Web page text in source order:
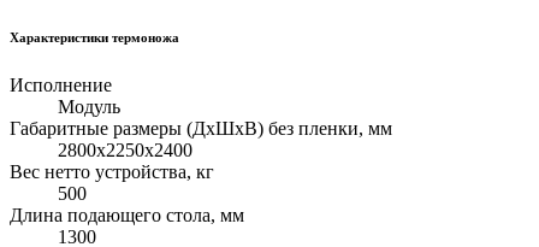
Характеристики термоножа
Исполнение
Модуль
Габаритные размеры (ДхШхВ) без пленки, мм
2800х2250х2400
Вес нетто устройства, кг
500
Длина подающего стола, мм
1300